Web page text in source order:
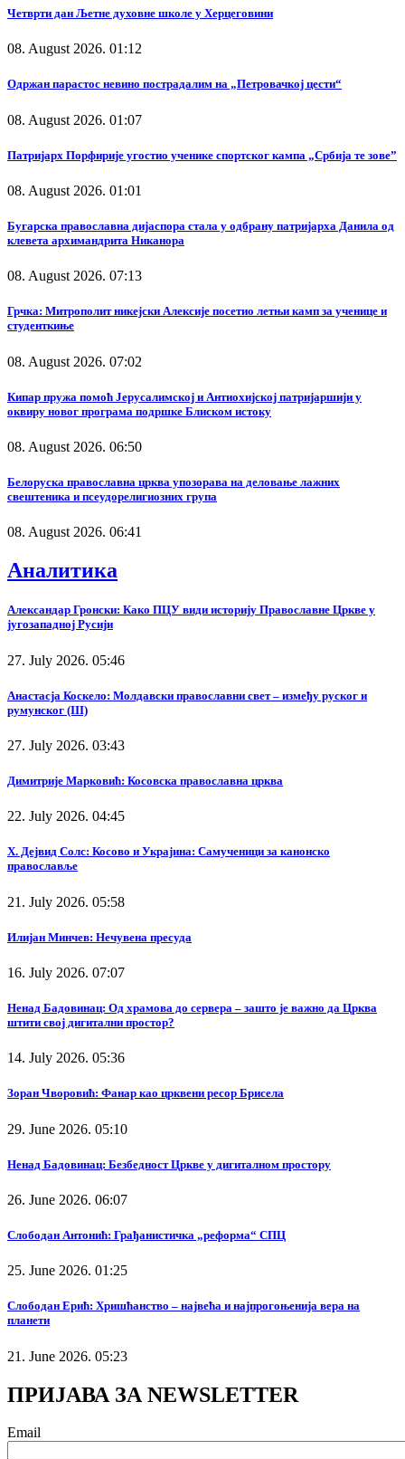
Четврти дан Љетне духовне школе у Херцеговини
08. August 2026. 01:12
Одржан парастос невино пострадалим на „Петровачкој цести“
08. August 2026. 01:07
Патријарх Порфирије угостио ученике спортског кампа „Србија те зове”
08. August 2026. 01:01
Бугарска православна дијаспора стала у одбрану патријарха Данила од
клевета архимандрита Никанора
08. August 2026. 07:13
Грчка: Митрополит никејски Алексије посетио летњи камп за ученице и
студенткиње
08. August 2026. 07:02
Кипар пружа помоћ Јерусалимској и Антиохијској патријаршији у
оквиру новог програма подршке Блиском истоку
08. August 2026. 06:50
Белоруска православна црква упозорава на деловање лажних
свештеника и псеудорелигиозних група
08. August 2026. 06:41
Аналитика
Александар Гронски: Како ПЦУ види историју Православне Цркве у
југозападној Русији
27. July 2026. 05:46
Анастасја Коскело: Молдавски православни свет – између руског и
румунског (III)
27. July 2026. 03:43
Димитрије Марковић: Косовска православна црква
22. July 2026. 04:45
Х. Дејвид Солс: Косово и Украјина: Самученици за канонско
православље
21. July 2026. 05:58
Илијан Минчев: Нечувена пресуда
16. July 2026. 07:07
Ненад Бадовинац: Од храмова до сервера – зашто је важно да Црква
штити свој дигитални простор?
14. July 2026. 05:36
Зоран Чворовић: Фанар као црквени ресор Брисела
29. June 2026. 05:10
Ненад Бадовинац: Безбедност Цркве у дигиталном простору
26. June 2026. 06:07
Слободан Антонић: Грађанистичка „реформа“ СПЦ
25. June 2026. 01:25
Слободан Ерић: Хришћанство – највећа и најпрогоњенија вера на
планети
21. June 2026. 05:23
ПРИЈАВА ЗА NEWSLETTER
Email